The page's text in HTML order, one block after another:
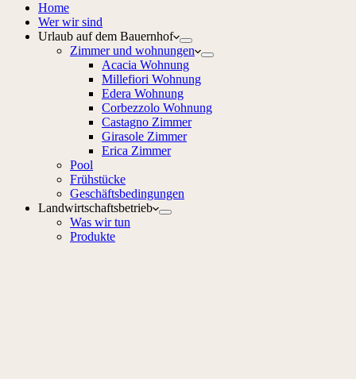
Home
Wer wir sind
Urlaub auf dem Bauernhof
Zimmer und wohnungen
Acacia Wohnung
Millefiori Wohnung
Edera Wohnung
Corbezzolo Wohnung
Castagno Zimmer
Girasole Zimmer
Erica Zimmer
Pool
Frühstücke
Geschäftsbedingungen
Landwirtschaftsbetrieb
Was wir tun
Produkte